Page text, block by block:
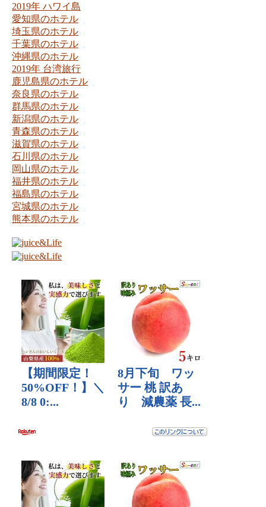
2019年 ハワイ島
愛知県のホテル
埼玉県のホテル
千葉県のホテル
沖縄県のホテル
2019年 台湾旅行
鹿児島県のホテル
奈良県のホテル
群馬県のホテル
新潟県のホテル
青森県のホテル
滋賀県のホテル
石川県のホテル
岡山県のホテル
福井県のホテル
福島県のホテル
宮城県のホテル
熊本県のホテル